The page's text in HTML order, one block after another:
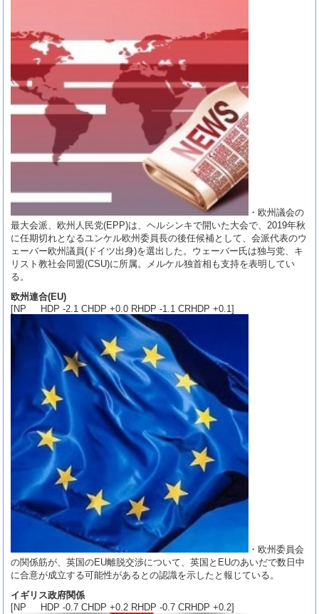
・欧州議会の
最大会派、欧州人民党(EPP)は、ヘルシンキで開いた大会で、2019年秋
に任期切れとなるユンケル欧州委員長の後任候補として、会派代表のウ
ェーバー欧州議員(ドイツ出身)を選出した。ウェーバー氏は独与党、キ
リスト教社会同盟(CSU)に所属。メルケル独首相も支持を表明してい
る。
欧州連合(EU)
[NP HDP -2.1 CHDP +0.0 RHDP -1.1 CRHDP +0.1]
・欧州委員会
の関係筋が、英国のEU離脱交渉について、英国とEUのあいだで数日中
に合意が成立する可能性があるとの認識を示したと報じている。
イギリス政府関係
[NP HDP -0.7 CHDP +0.2 RHDP -0.7 CRHDP +0.2]